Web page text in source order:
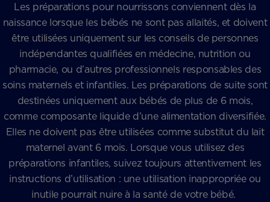
Les préparations pour nourrissons conviennent dès la
naissance lorsque les bébés ne sont pas allaités, et doivent
être utilisées uniquement sur les conseils de personnes
indépendantes qualifiées en médecine, nutrition ou
pharmacie, ou d’autres professionnels responsables des
soins maternels et infantiles. Les préparations de suite sont
destinées uniquement aux bébés de plus de 6 mois,
comme composante liquide d’une alimentation diversifiée.
Elles ne doivent pas être utilisées comme substitut du lait
maternel avant 6 mois. Lorsque vous utilisez des
préparations infantiles, suivez toujours attentivement les
instructions d’utilisation : une utilisation inappropriée ou
inutile pourrait nuire à la santé de votre bébé.